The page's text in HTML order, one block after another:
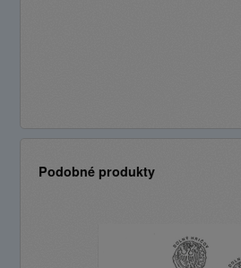
Podobné produkty